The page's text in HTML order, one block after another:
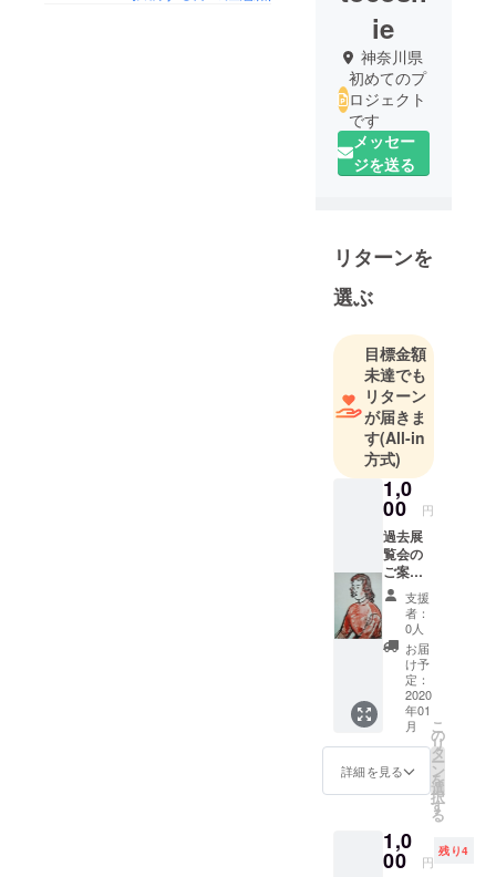
ie
神奈川県
初めてのプ
ロジェクト
です
メッセー
ジを送る
リターンを
選ぶ
目標金額
未達でも
リターン
が届きま
す(All-in
方式)
1,0
00 円
過去展
覧会の
ご案
内・ポ
スト
カード
６種類
を一組
として
差し上
げま
す。女
優京マ
チ子さ
んを描
いたも
か…
支援
者：
0人
お届
け予
定：
2020
年01
月
詳細を見る
こ
の
リ
タ
ー
ン
を
選
択
す
る
1,0
00 円
残り4